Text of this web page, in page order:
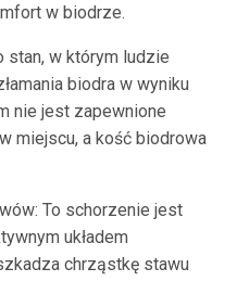
w biodrze.
w którym ludzie
biodra w wyniku
nie jest zapewnione
miejscu, a kość biodrowa
To schorzenie jest
układem
chrząstkę stawu